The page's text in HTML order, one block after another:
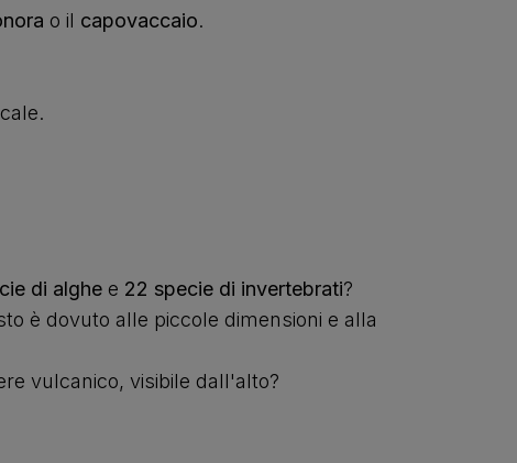
o il capovaccaio.
di alghe e 22 specie di invertebrati?
è dovuto alle piccole dimensioni e alla
vulcanico, visibile dall'alto?